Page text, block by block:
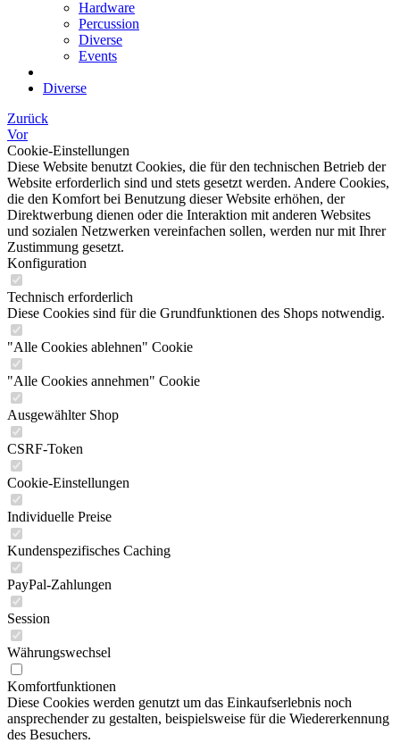
Hardware
Percussion
Diverse
Events
Diverse
Zurück
Vor
Cookie-Einstellungen
Diese Website benutzt Cookies, die für den technischen Betrieb der
Website erforderlich sind und stets gesetzt werden. Andere Cookies,
die den Komfort bei Benutzung dieser Website erhöhen, der
Direktwerbung dienen oder die Interaktion mit anderen Websites
und sozialen Netzwerken vereinfachen sollen, werden nur mit Ihrer
Zustimmung gesetzt.
Konfiguration
Technisch erforderlich
Diese Cookies sind für die Grundfunktionen des Shops notwendig.
"Alle Cookies ablehnen" Cookie
"Alle Cookies annehmen" Cookie
Ausgewählter Shop
CSRF-Token
Cookie-Einstellungen
Individuelle Preise
Kundenspezifisches Caching
PayPal-Zahlungen
Session
Währungswechsel
Komfortfunktionen
Diese Cookies werden genutzt um das Einkaufserlebnis noch
ansprechender zu gestalten, beispielsweise für die Wiedererkennung
des Besuchers.